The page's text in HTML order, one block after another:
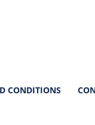
CONDITIONS